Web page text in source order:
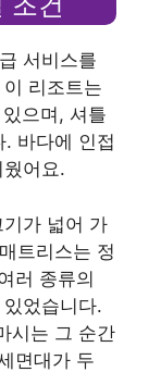
서비스를
리조트는
으며, 셔틀
바다에 인접
어요.
가 넓어 가
트리스는 정
러 종류의
었습니다.
시는 그 순간
면대가 두